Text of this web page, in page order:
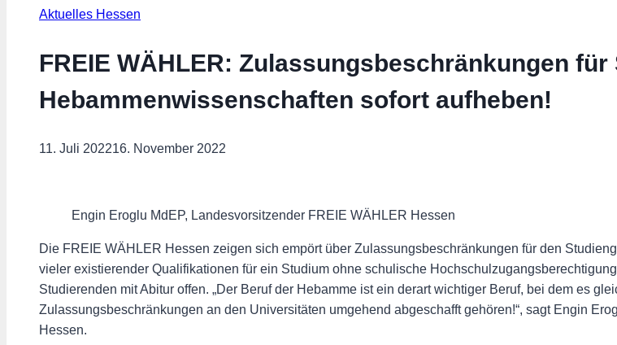
Aktuelles Hessen
FREIE WÄHLER: Zulassungsbeschränkungen für
Hebammenwissenschaften sofort aufheben!
11. Juli 202216. November 2022
Engin Eroglu MdEP, Landesvorsitzender FREIE WÄHLER Hessen
Die FREIE WÄHLER Hessen zeigen sich empört über Zulassungsbeschränkungen für den
vieler existierender Qualifikationen für ein Studium ohne schulische
Studierenden mit Abitur offen. „Der Beruf der Hebamme ist ein derart wichtiger Beruf, bei dem es
Zulassungsbeschränkungen an den Universitäten umgehend abgeschafft gehören!“, sagt Engin
Hessen.